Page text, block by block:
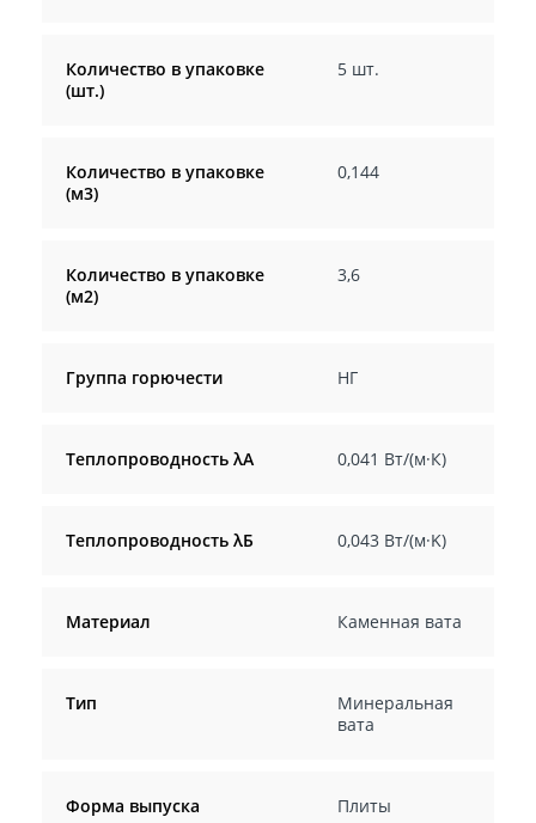
Количество в упаковке
(шт.)
5 шт.
Количество в упаковке
(м3)
0,144
Количество в упаковке
(м2)
3,6
Группа горючести НГ
Теплопроводность λА 0,041 Вт/(м·К)
Теплопроводность λБ 0,043 Вт/(м·K)
Материал Каменная вата
Тип
Минеральная
вата
Форма выпуска Плиты